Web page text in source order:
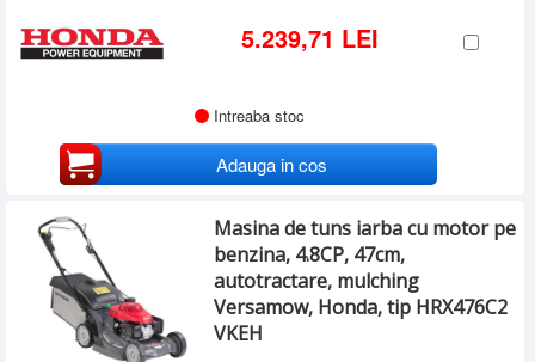
5.239,71 LEI
Intreaba stoc
Adauga in cos
Masina de tuns iarba cu motor pe
benzina, 4.8CP, 47cm,
autotractare, mulching
Versamow, Honda, tip HRX476C2
VKEH